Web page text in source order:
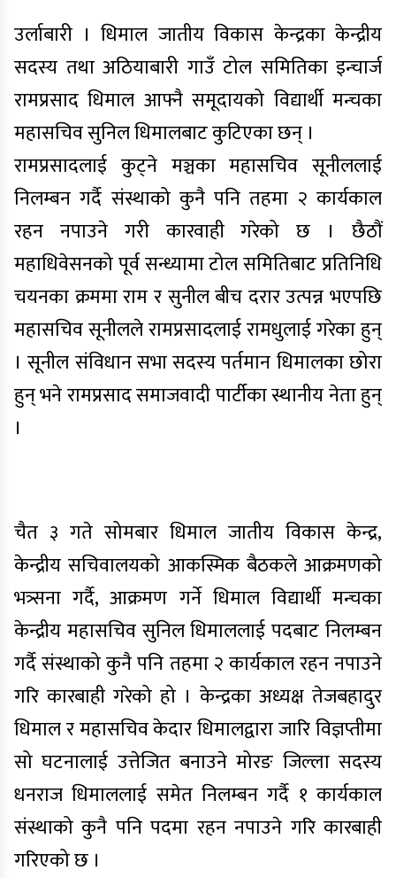
उर्लाबारी । धिमाल जातीय विकास केन्द्रका केन्द्रीय
सदस्य तथा अठियाबारी गाउँ टोल समितिका इन्चार्ज
रामप्रसाद धिमाल आफ्नै समूदायको विद्यार्थी मन्चका
महासचिव सुनिल धिमालबाट कुटिएका छन् ।
रामप्रसादलाई कुट्ने मञ्चका महासचिव सूनीललाई
निलम्बन गर्दै संस्थाको कुनै पनि तहमा २ कार्यकाल
रहन नपाउने गरी कारवाही गरेको छ । छैठौं
महाधिवेसनको पूर्व सन्ध्यामा टोल समितिबाट प्रतिनिधि
चयनका क्रममा राम र सुनील बीच दरार उत्पन्न भएपछि
महासचिव सूनीलले रामप्रसादलाई रामधुलाई गरेका हुन्
। सूनील संविधान सभा सदस्य पर्तमान धिमालका छोरा
हुन् भने रामप्रसाद समाजवादी पार्टीका स्थानीय नेता हुन्
।
चैत ३ गते सोमबार धिमाल जातीय विकास केन्द्र,
केन्द्रीय सचिवालयको आकस्मिक बैठकले आक्रमणको
भत्र्सना गर्दै, आक्रमण गर्ने धिमाल विद्यार्थी मन्चका
केन्द्रीय महासचिव सुनिल धिमाललाई पदबाट निलम्बन
गर्दै संस्थाको कुनै पनि तहमा २ कार्यकाल रहन नपाउने
गरि कारबाही गरेको हो । केन्द्रका अध्यक्ष तेजबहादुर
धिमाल र महासचिव केदार धिमालद्वारा जारि विज्ञप्तीमा
सो घटनालाई उत्तेजित बनाउने मोरङ जिल्ला सदस्य
धनराज धिमाललाई समेत निलम्बन गर्दै १ कार्यकाल
संस्थाको कुनै पनि पदमा रहन नपाउने गरि कारबाही
गरिएको छ ।